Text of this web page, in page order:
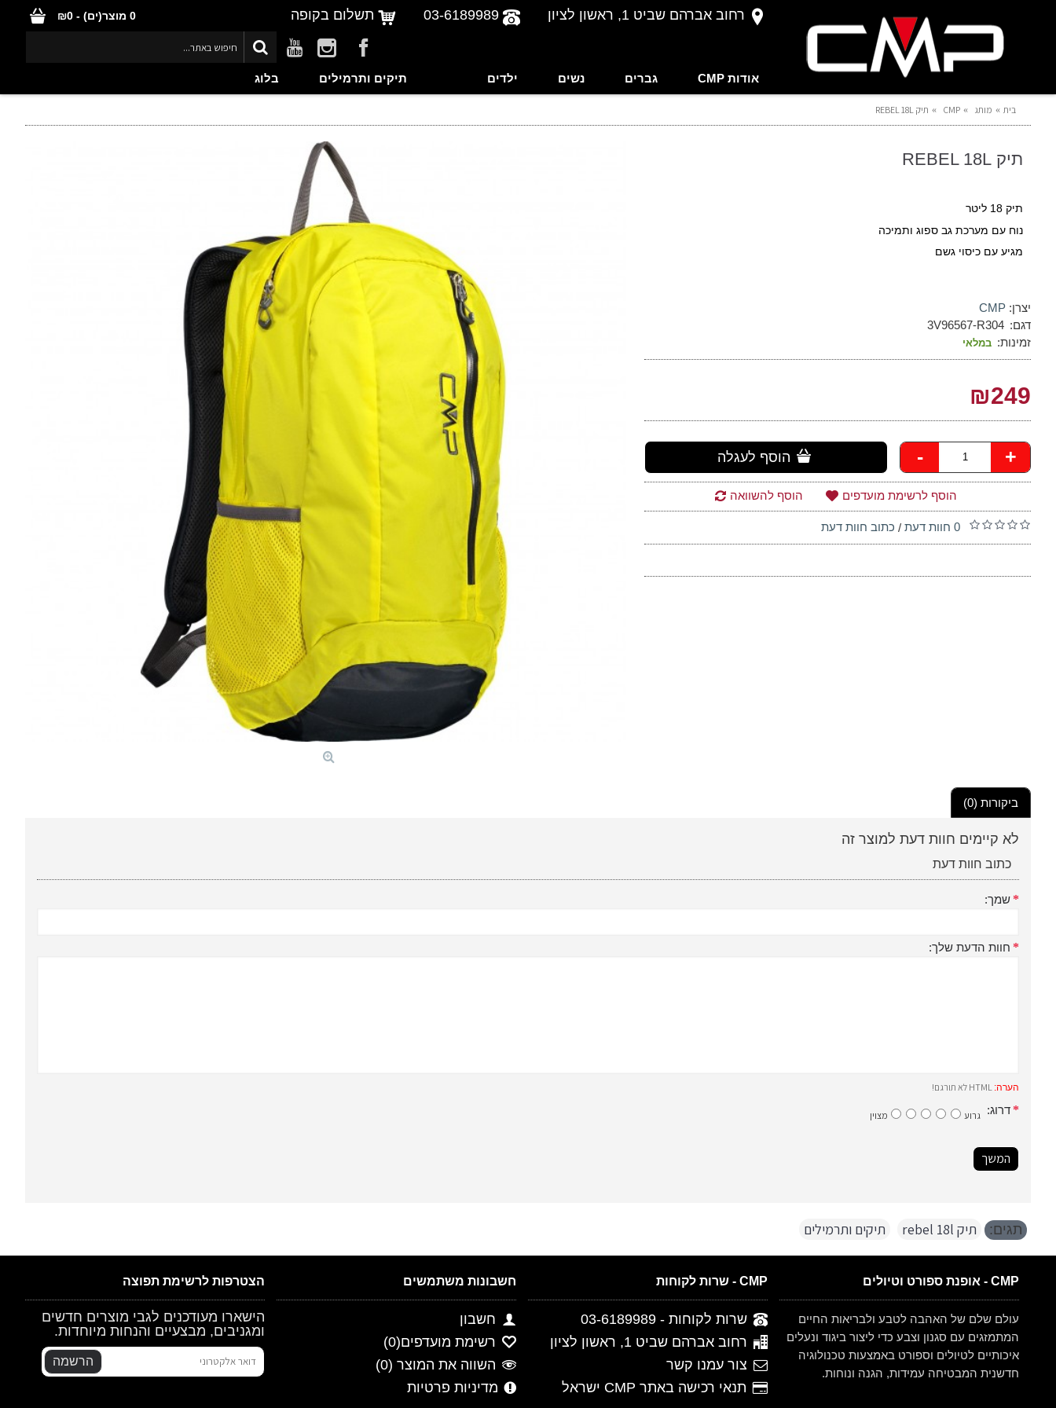
רחוב אברהם שביט 1, ראשון לציון 03-6189989 תשלום בקופה 0 מוצר(ים) - ₪0
אודות CMP גברים נשים ילדים תיקים ותרמילים בלוג
בית מותג CMP תיק REBEL 18L
תיק REBEL 18L
תיק 18 ליטר
נוח עם מערכת גב ספוג ותמיכה
מגיע עם כיסוי גשם
יצרן: CMP
דגם: 3V96567-R304
זמינות: במלאי
₪249
- + הוסף לעגלה
הוסף לרשימת מועדפים הוסף להשוואה
0 חוות דעת / כתוב חוות דעת
ביקורות (0)
לא קיימים חוות דעת למוצר זה
כתוב חוות דעת
שמך:
חוות הדעת שלך:
הערה:
דרוג: גרוע מצוין
המשך
תגים: תיק rebel 18l תיקים ותרמילים
CMP - אופנת ספורט וטיולים
עולם שלם של האהבה לטבע ולבריאות החיים
המתמזגים עם סגנון וצבע כדי ליצור ביגוד ונעלים
איכותיים לטיולים וספורט באמצעות טכנולוגיה
חדשנית המבטיחה עמידות, הגנה ונוחות.
CMP - שרות לקוחות
שרות לקוחות - 03-6189989
רחוב אברהם שביט 1, ראשון לציון
צור עמנו קשר
תנאי רכישה באתר CMP ישראל
חשבונות משתמשים
חשבון
רשימת מועדפים(0
)
השווה את המוצר (0
)
מדיניות פרטיות
הצטרפות לרשימת תפוצה
הישארו מעודכנים לגבי מוצרים חדשים
ומגניבים, מבצעיים והנחות מיוחדות.
הרשמה